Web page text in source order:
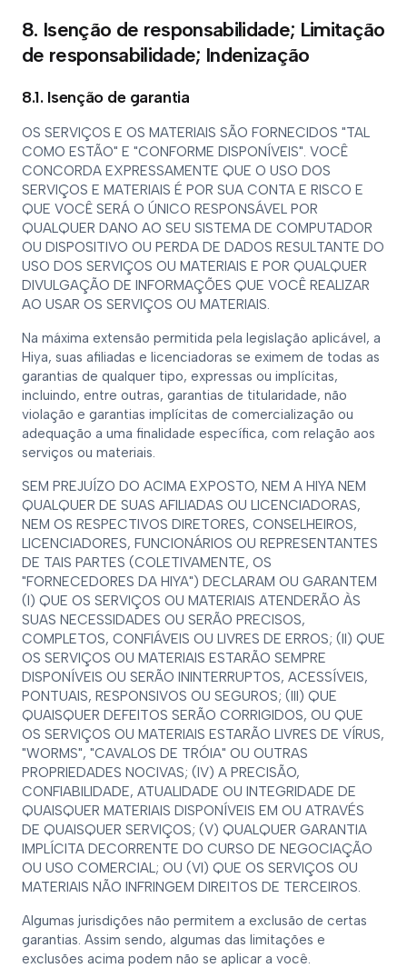
8. Isenção de responsabilidade; Limitação
de responsabilidade; Indenização
8.1. Isenção de garantia
OS SERVIÇOS E OS MATERIAIS SÃO FORNECIDOS "TAL
COMO ESTÃO" E "CONFORME DISPONÍVEIS". VOCÊ
CONCORDA EXPRESSAMENTE QUE O USO DOS
SERVIÇOS E MATERIAIS É POR SUA CONTA E RISCO E
QUE VOCÊ SERÁ O ÚNICO RESPONSÁVEL POR
QUALQUER DANO AO SEU SISTEMA DE COMPUTADOR
OU DISPOSITIVO OU PERDA DE DADOS RESULTANTE DO
USO DOS SERVIÇOS OU MATERIAIS E POR QUALQUER
DIVULGAÇÃO DE INFORMAÇÕES QUE VOCÊ REALIZAR
AO USAR OS SERVIÇOS OU MATERIAIS.
Na máxima extensão permitida pela legislação aplicável, a
Hiya, suas afiliadas e licenciadoras se eximem de todas as
garantias de qualquer tipo, expressas ou implícitas,
incluindo, entre outras, garantias de titularidade, não
violação e garantias implícitas de comercialização ou
adequação a uma finalidade específica, com relação aos
serviços ou materiais.
SEM PREJUÍZO DO ACIMA EXPOSTO, NEM A HIYA NEM
QUALQUER DE SUAS AFILIADAS OU LICENCIADORAS,
NEM OS RESPECTIVOS DIRETORES, CONSELHEIROS,
LICENCIADORES, FUNCIONÁRIOS OU REPRESENTANTES
DE TAIS PARTES (COLETIVAMENTE, OS
"FORNECEDORES DA HIYA") DECLARAM OU GARANTEM
(I) QUE OS SERVIÇOS OU MATERIAIS ATENDERÃO ÀS
SUAS NECESSIDADES OU SERÃO PRECISOS,
COMPLETOS, CONFIÁVEIS OU LIVRES DE ERROS; (II) QUE
OS SERVIÇOS OU MATERIAIS ESTARÃO SEMPRE
DISPONÍVEIS OU SERÃO ININTERRUPTOS, ACESSÍVEIS,
PONTUAIS, RESPONSIVOS OU SEGUROS; (III) QUE
QUAISQUER DEFEITOS SERÃO CORRIGIDOS, OU QUE
OS SERVIÇOS OU MATERIAIS ESTARÃO LIVRES DE VÍRUS,
"WORMS", "CAVALOS DE TRÓIA" OU OUTRAS
PROPRIEDADES NOCIVAS; (IV) A PRECISÃO,
CONFIABILIDADE, ATUALIDADE OU INTEGRIDADE DE
QUAISQUER MATERIAIS DISPONÍVEIS EM OU ATRAVÉS
DE QUAISQUER SERVIÇOS; (V) QUALQUER GARANTIA
IMPLÍCITA DECORRENTE DO CURSO DE NEGOCIAÇÃO
OU USO COMERCIAL; OU (VI) QUE OS SERVIÇOS OU
MATERIAIS NÃO INFRINGEM DIREITOS DE TERCEIROS.
Algumas jurisdições não permitem a exclusão de certas
garantias. Assim sendo, algumas das limitações e
exclusões acima podem não se aplicar a você.